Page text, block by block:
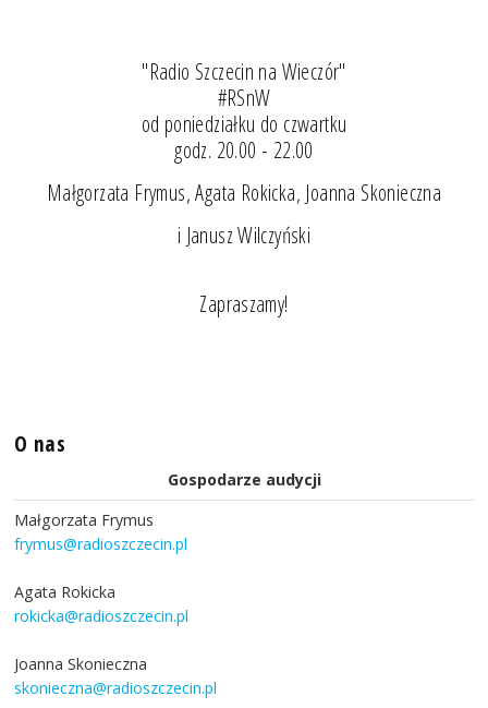
"Radio Szczecin na Wieczór"
#RSnW
od poniedziałku do czwartku
godz. 20.00 - 22.00
Małgorzata Frymus, Agata Rokicka, Joanna Skonieczna
i Janusz Wilczyński
Zapraszamy!
O nas
Gospodarze audycji
Małgorzata Frymus
frymus@radioszczecin.pl
Agata Rokicka
rokicka@radioszczecin.pl
Joanna Skonieczna
skonieczna@radioszczecin.pl